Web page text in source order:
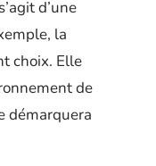
d’une
la
choix. Elle
de
démarquera